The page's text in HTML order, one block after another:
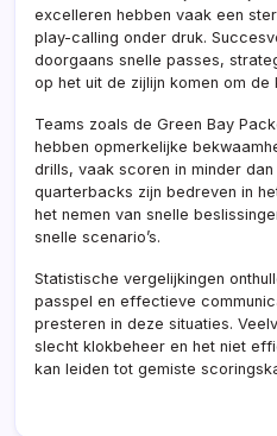
excelleren hebben vaak een
play-calling onder druk.
doorgaans snelle passes,
op het uit de zijlijn komen om de
Teams zoals de Green Bay
hebben opmerkelijke
drills, vaak scoren in minder dan
quarterbacks zijn bedreven in
het nemen van snelle
snelle scenario’s.
Statistische vergelijkingen
passpel en effectieve
presteren in deze situaties.
slecht klokbeheer en het niet
kan leiden tot gemiste